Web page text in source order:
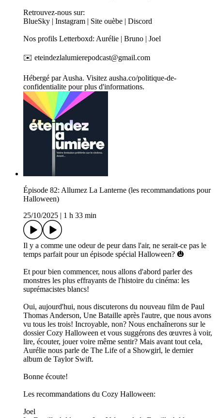
Retrouvez-nous sur:
BlueSky | Instagram | Site ouèbe | Discord
Nos profils Letterboxd: Aurélie | Bruno | Joel
✉️ eteindezlalumierepodcast@gmail.com
Hébergé par Ausha. Visitez ausha.co/politique-de-
confidentialite pour plus d'informations.
Épisode 82: Allumez La Lanterne (les recommandations pour
Halloween)
25/10/2025
1 h 33 min
Il y a comme une odeur de peur dans l'air, ne serait-ce pas le
temps parfait pour un épisode spécial Halloween? 🎃
Et pour bien commencer, nous allons d'abord parler des
monstres les plus effrayants de l'histoire du cinéma: les
suprémacistes blancs!
Oui, aujourd'hui, nous discuterons du nouveau film de Paul
Thomas Anderson, Une Bataille après l'autre, que nous avons
vu tous les trois! Incroyable, non? Nous enchaînerons sur le
dossier Cozy Halloween et vous suggérons des œuvres à voir,
lire, écouter, jouer voire même sentir? Mais avant tout cela,
Aurélie nous parle de The Life of a Showgirl, le dernier
album de Taylor Swift.
Bonne écoute!
Les recommandations du Cozy Halloween:
Joel